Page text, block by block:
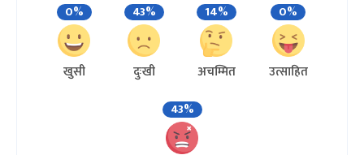
0%
खुसी
43%
दुःखी
14%
अचम्मित
0%
उत्साहित
43%